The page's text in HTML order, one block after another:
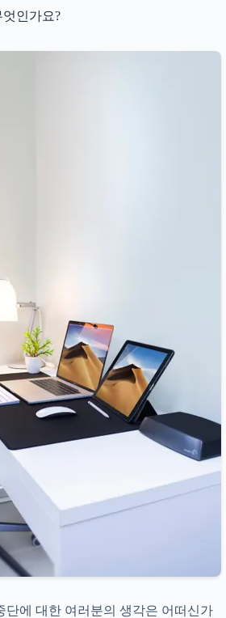
인가요?
단에 대한 여러분의 생각은 어떠신가